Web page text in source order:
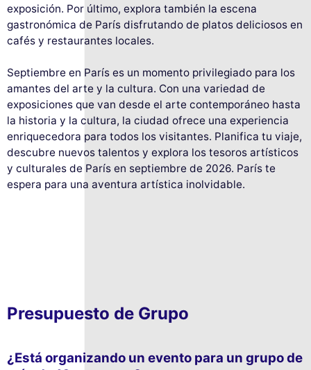
exposición. Por último, explora también la escena
gastronómica de París disfrutando de platos deliciosos en
cafés y restaurantes locales.
Septiembre en París es un momento privilegiado para los
amantes del arte y la cultura. Con una variedad de
exposiciones que van desde el arte contemporáneo hasta
la historia y la cultura, la ciudad ofrece una experiencia
enriquecedora para todos los visitantes. Planifica tu viaje,
descubre nuevos talentos y explora los tesoros artísticos
y culturales de París en septiembre de 2026. París te
espera para una aventura artística inolvidable.
Presupuesto de Grupo
¿Está organizando un evento para un grupo de